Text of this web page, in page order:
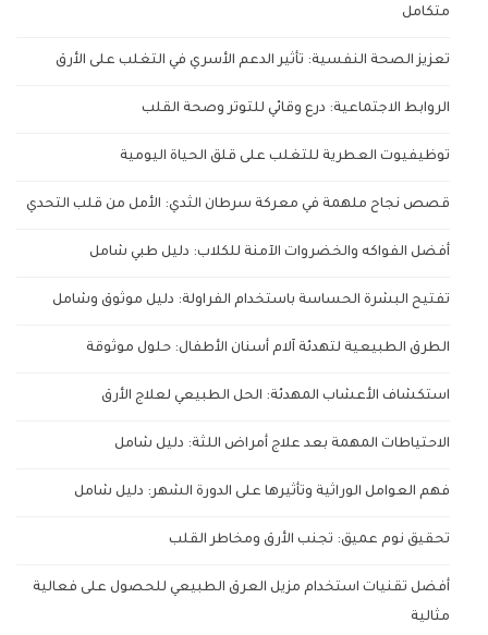
متكامل
تعزيز الصحة النفسية: تأثير الدعم الأسري في التغلب على الأرق
الروابط الاجتماعية: درع وقائي للتوتر وصحة القلب
توظيفيوت العطرية للتغلب على قلق الحياة اليومية
قصص نجاح ملهمة في معركة سرطان الثدي: الأمل من قلب التحدي
أفضل الفواكه والخضروات الآمنة للكلاب: دليل طبي شامل
تفتيح البشرة الحساسة باستخدام الفراولة: دليل موثوق وشامل
الطرق الطبيعية لتهدئة آلام أسنان الأطفال: حلول موثوقة
استكشاف الأعشاب المهدئة: الحل الطبيعي لعلاج الأرق
الاحتياطات المهمة بعد علاج أمراض اللثة: دليل شامل
فهم العوامل الوراثية وتأثيرها على الدورة الشهر: دليل شامل
تحقيق نوم عميق: تجنب الأرق ومخاطر القلب
أفضل تقنيات استخدام مزيل العرق الطبيعي للحصول على فعالية
مثالية